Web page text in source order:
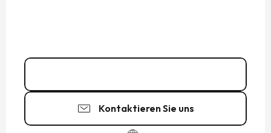
Kontaktieren Sie uns